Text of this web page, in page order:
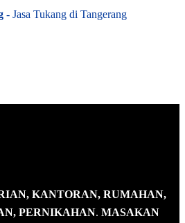
- Jasa Tukang di Tangerang
KANTORAN, RUMAHAN,
PERNIKAHAN. MASAKAN